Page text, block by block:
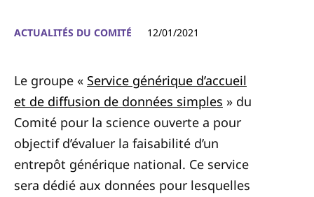
ACTUALITÉS DU COMITÉ 12/01/2021
Le groupe « Service générique d’accueil
et de diffusion de données simples » du
Comité pour la science ouverte a pour
objectif d’évaluer la faisabilité d’un
entrepôt générique national. Ce service
sera dédié aux données pour lesquelles